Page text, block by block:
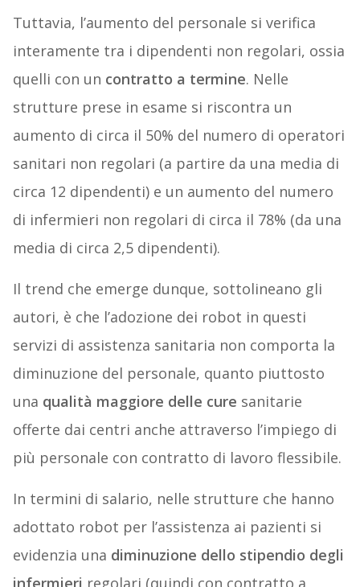
Tuttavia, l’aumento del personale si verifica
interamente tra i dipendenti non regolari, ossia
quelli con un contratto a termine. Nelle
strutture prese in esame si riscontra un
aumento di circa il 50% del numero di operatori
sanitari non regolari (a partire da una media di
circa 12 dipendenti) e un aumento del numero
di infermieri non regolari di circa il 78% (da una
media di circa 2,5 dipendenti).
Il trend che emerge dunque, sottolineano gli
autori, è che l’adozione dei robot in questi
servizi di assistenza sanitaria non comporta la
diminuzione del personale, quanto piuttosto
una qualità maggiore delle cure sanitarie
offerte dai centri anche attraverso l’impiego di
più personale con contratto di lavoro flessibile.
In termini di salario, nelle strutture che hanno
adottato robot per l’assistenza ai pazienti si
evidenzia una diminuzione dello stipendio degli
infermieri regolari (quindi con contratto a